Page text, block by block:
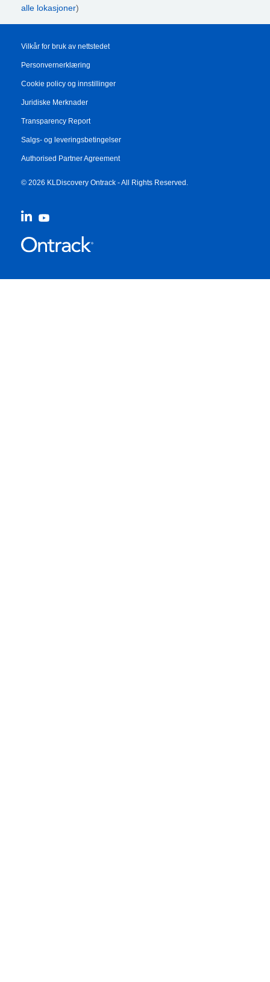
alle lokasjoner)
Vilkår for bruk av nettstedet
Personvernerklæring
Cookie policy og innstillinger
Juridiske Merknader
Transparency Report
Salgs- og leveringsbetingelser
Authorised Partner Agreement
© 2026 KLDiscovery Ontrack - All Rights Reserved.